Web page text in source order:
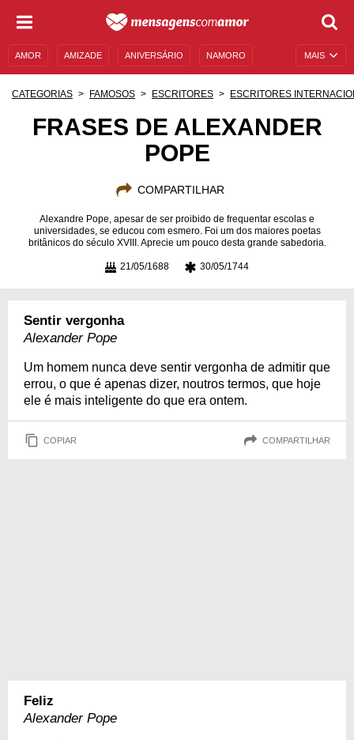
MAIS
AMOR AMIZADE ANIVERSÁRIO NAMORO
MENSAGENS DE ANIVERSÁRIO
CATEGORIAS FAMOSOS ESCRITORES ESCRITORES
FRASES DE ALEXANDER
POPE
COMPARTILHAR
Alexandre Pope, apesar de ser proibido de frequentar escolas e
universidades, se educou com esmero. Foi um dos maiores poetas
britânicos do século XVIII. Aprecie um pouco desta grande sabedoria.
21/05/1688 30/05/1744
Sentir vergonha
Alexander Pope
Um homem nunca deve sentir vergonha de admitir que
errou, o que é apenas dizer, noutros termos, que hoje
ele é mais inteligente do que era ontem.
COPIAR COMPARTILHAR
Feliz
Alexander Pope